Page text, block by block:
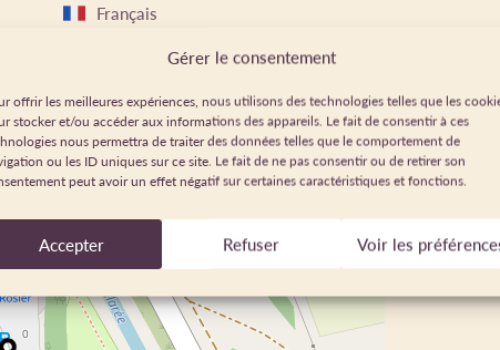
Gérer le consentement
offrir les meilleures expériences, nous utilisons des technologies telles que les
stocker et/ou accéder aux informations des appareils. Le fait de consentir à ces
nous permettra de traiter des données telles que le comportement de
ou les ID uniques sur ce site. Le fait de ne pas consentir ou de retirer son
peut avoir un effet négatif sur certaines caractéristiques et fonctions.
Accepter Refuser Voir les
Français